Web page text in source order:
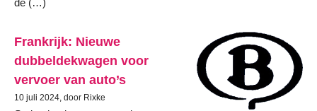
de (…)
Frankrijk: Nieuwe
dubbeldekwagen voor
vervoer van auto’s
10 juli 2024, door Rixke